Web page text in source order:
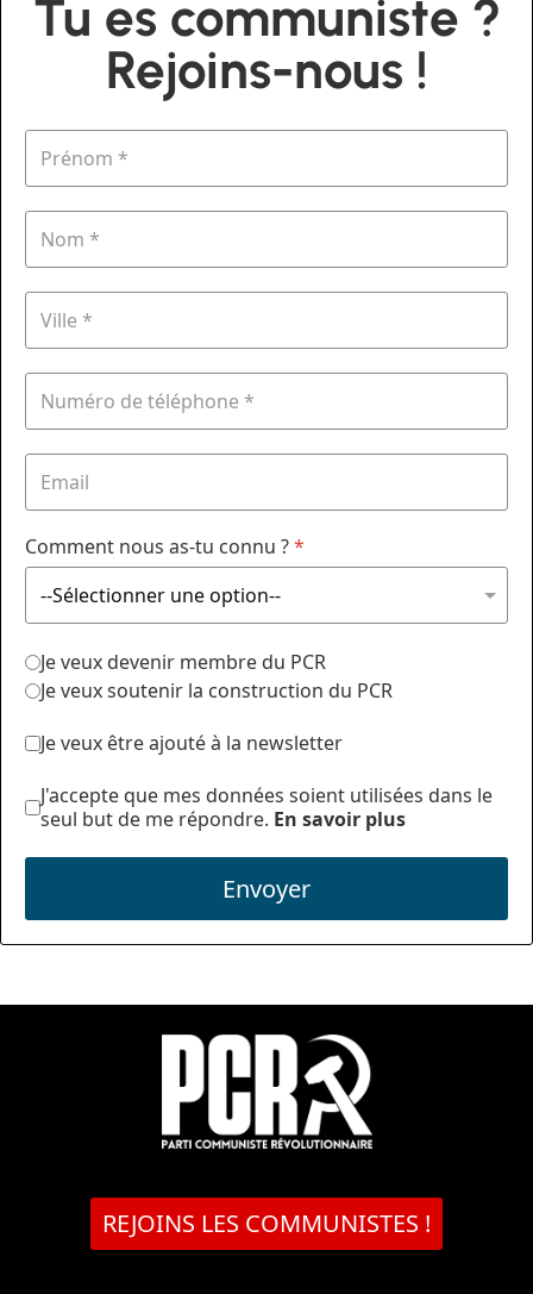
Tu es communiste ?
Rejoins-nous !
Comment nous as-tu connu ?*
Je veux devenir membre du PCR
Je veux soutenir la construction du PCR
Je veux être ajouté à la newsletter
J'accepte que mes données soient utilisées dans le
seul but de me répondre. En savoir plus
Envoyer
REJOINS LES COMMUNISTES !